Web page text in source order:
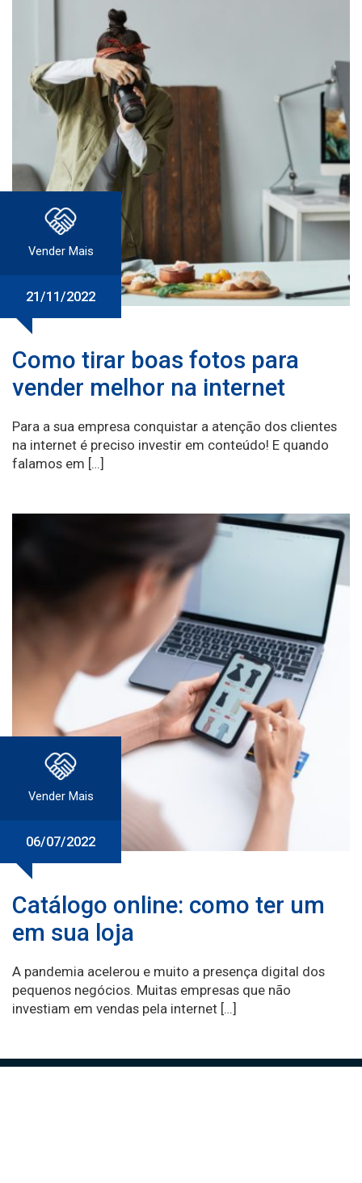
Vender Mais
21/11/2022
Como tirar boas fotos para
vender melhor na internet
Para a sua empresa conquistar a atenção dos clientes
na internet é preciso investir em conteúdo! E quando
falamos em […]
Vender Mais
06/07/2022
Catálogo online: como ter um
em sua loja
A pandemia acelerou e muito a presença digital dos
pequenos negócios. Muitas empresas que não
investiam em vendas pela internet […]